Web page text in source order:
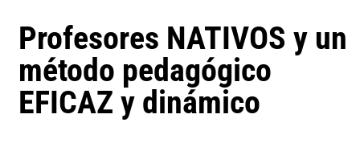
Profesores NATIVOS y un
método pedagógico
EFICAZ y dinámico